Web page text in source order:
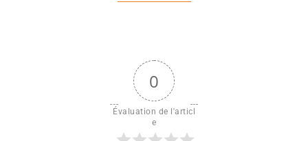
0
Évaluation de l'articl
e